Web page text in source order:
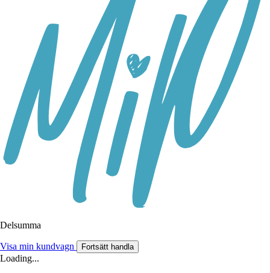
Delsumma
Visa min kundvagn Fortsätt handla
Loading...